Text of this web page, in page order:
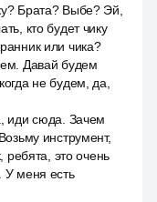
Брата? Выбе? Эй,
кто будет чику
или чика?
Давай будем
не будем, да,
иди сюда. Зачем
инструмент,
ребята, это очень
У меня есть